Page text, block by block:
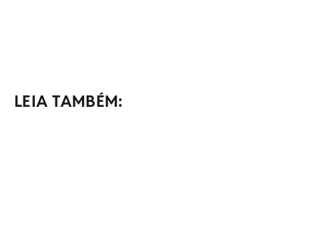
LEIA TAMBÉM: